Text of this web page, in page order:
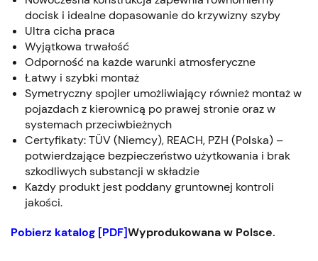
docisk i idealne dopasowanie do krzywizny szyby
Ultra cicha praca
Wyjątkowa trwałość
Odporność na każde warunki atmosferyczne
Łatwy i szybki montaż
Symetryczny spojler umożliwiający również montaż w
pojazdach z kierownicą po prawej stronie oraz w
systemach przeciwbieżnych
Certyfikaty: TÜV (Niemcy), REACH, PZH (Polska) –
potwierdzające bezpieczeństwo użytkowania i brak
szkodliwych substancji w składzie
Każdy produkt jest poddany gruntownej kontroli
jakości.
Pobierz katalog [PDF]Wyprodukowana w Polsce.